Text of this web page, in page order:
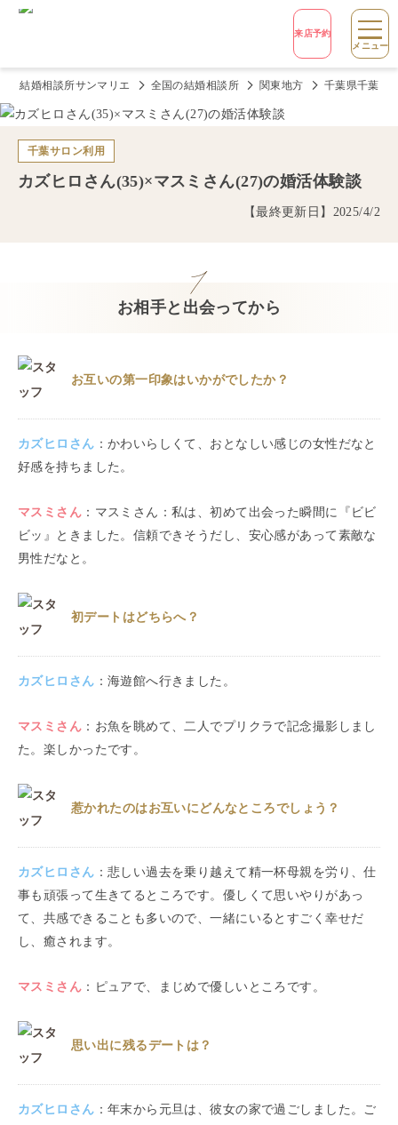
来店予約
メニュー
結婚相談所サンマリエ 全国の結婚相談所 関東地方 千葉県千葉市
千葉サロン利用
カズヒロ さん(35)×マスミ さん(27)の婚活体験談
【最終更新日】 2025/4/2
お相手と出会ってから
お互いの第一印象はいかがでしたか？
カズヒロ さん ： かわいらしくて、おとなしい感じの女性だなと
好感を持ちました。
マスミ さん ： マスミさん：私は、初めて出会った瞬間に『ビビ
ビッ』ときました。信頼できそうだし、安心感があって素敵な
男性だなと。
初デートはどちらへ？
カズヒロ さん ： 海遊館へ行きました。
マスミ さん ： お魚を眺めて、二人でプリクラで記念撮影しまし
た。楽しかったです。
惹かれたのはお互いにどんなところでしょう？
カズヒロ さん ： 悲しい過去を乗り越えて精一杯母親を労り、仕
事も頑張って生きてるところです。優しくて思いやりがあっ
て、共感できることも多いので、一緒にいるとすごく幸せだ
し、癒されます。
マスミ さん ： ピュアで、まじめで優しいところです。
思い出に残るデートは？
カズヒロ さん ： 年末から元旦は、彼女の家で過ごしました。ご